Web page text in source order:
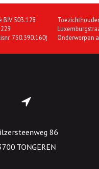
BIV 503.128
730.390.160)
Onderworpen
86
TONGEREN